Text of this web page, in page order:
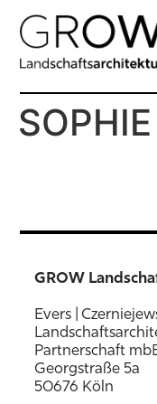
GROW
Evers |
Partnerschaft
Georgstraße 5a
50676 Köln